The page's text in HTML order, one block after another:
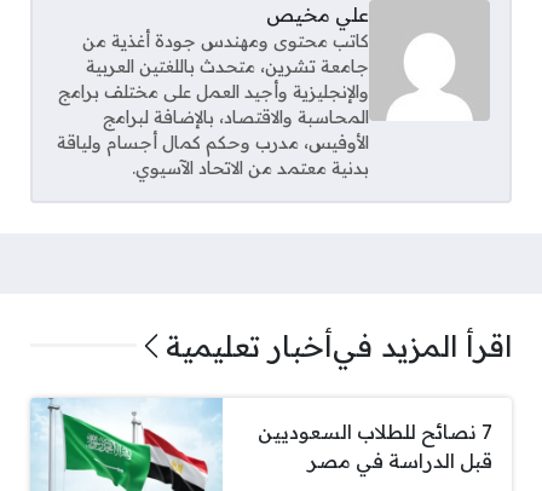
علي مخيص
كاتب محتوى ومهندس جودة أغذية من
جامعة تشرين، متحدث باللغتين العربية
والإنجليزية وأجيد العمل على مختلف برامج
المحاسبة والاقتصاد، بالإضافة لبرامج
الأوفيس، مدرب وحكم كمال أجسام ولياقة
بدنية معتمد من الاتحاد الآسيوي.
اقرأ المزيد فيأخبار تعليمية
7 نصائح للطلاب السعوديين
قبل الدراسة في مصر